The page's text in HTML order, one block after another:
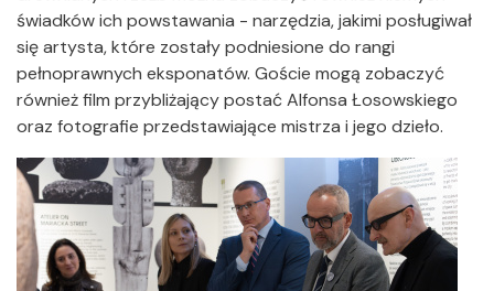
świadków ich powstawania - narzędzia, jakimi posługiwał
się artysta, które zostały podniesione do rangi
pełnoprawnych eksponatów. Goście mogą zobaczyć
również film przybliżający postać Alfonsa Łosowskiego
oraz fotografie przedstawiające mistrza i jego dzieło.